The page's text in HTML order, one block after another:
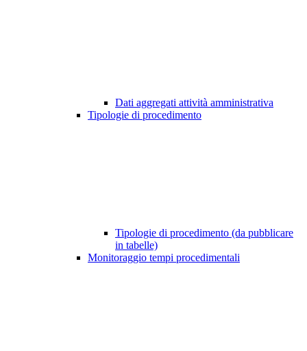
Dati aggregati attività amministrativa
Tipologie di procedimento
Tipologie di procedimento (da pubblicare
in tabelle)
Monitoraggio tempi procedimentali